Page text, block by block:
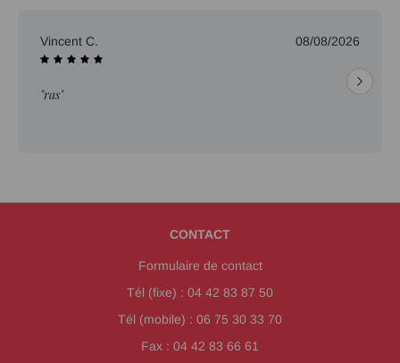
Vincent C. 08/08/2026
"ras"
CONTACT
Formulaire de contact
Tél (fixe) : 04 42 83 87 50
Tél (mobile) : 06 75 30 33 70
Fax : 04 42 83 66 61